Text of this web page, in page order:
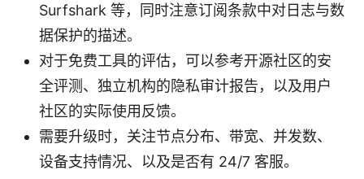
Surfshark 等，同时注意订阅条款中对日志与数
据保护的描述。
对于免费工具的评估，可以参考开源社区的安
全评测、独立机构的隐私审计报告，以及用户
社区的实际使用反馈。
需要升级时，关注节点分布、带宽、并发数、
设备支持情况、以及是否有 24/7 客服。